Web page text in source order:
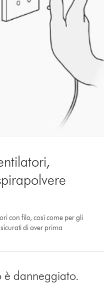
con filo, così come per gli
di aver prima
è danneggiato.